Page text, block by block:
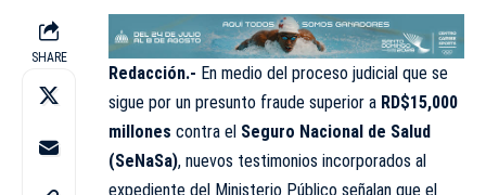
SHARE
Redacción.- En medio del proceso judicial que se
sigue por un presunto fraude superior a RD$15,000
millones contra el Seguro Nacional de Salud
(SeNaSa), nuevos testimonios incorporados al
expediente del Ministerio Público señalan que el